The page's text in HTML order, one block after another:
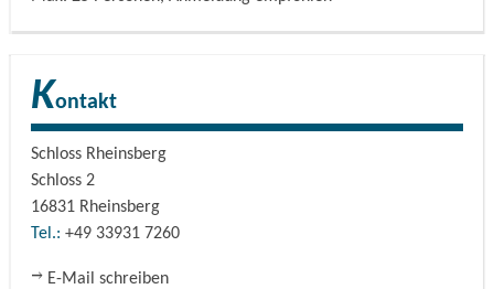
Kontakt
Schloss Rheinsberg
Schloss 2
16831 Rheinsberg
Tel.: +49 33931 7260
E-Mail schreiben